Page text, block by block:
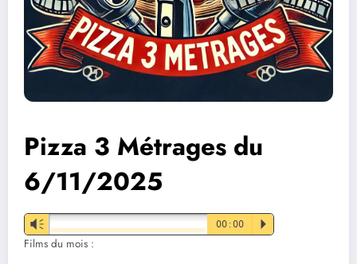
Pizza 3 Métrages du
6/11/2025
Vm 00:00 P
Films du mois :